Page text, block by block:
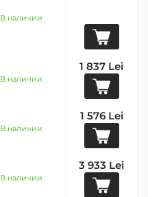
В наличии
В наличии
1 837 Lei
В наличии
1 576 Lei
В наличии
3 933 Lei